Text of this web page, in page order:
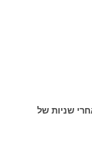
שניות של